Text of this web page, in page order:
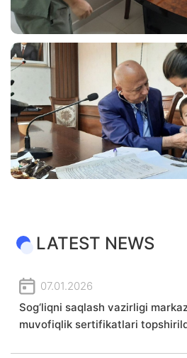
LATEST NEWS
07.01.2026
Sog‘liqni saqlash vazirligi
muvofiqlik sertifikatlari